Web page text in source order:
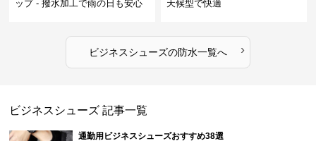
ップ - 撥水加工で雨の日も安心
天候型で快適
ビジネスシューズの防水一覧へ ›
ビジネスシューズ 記事一覧
通勤用ビジネスシューズおすすめ38選